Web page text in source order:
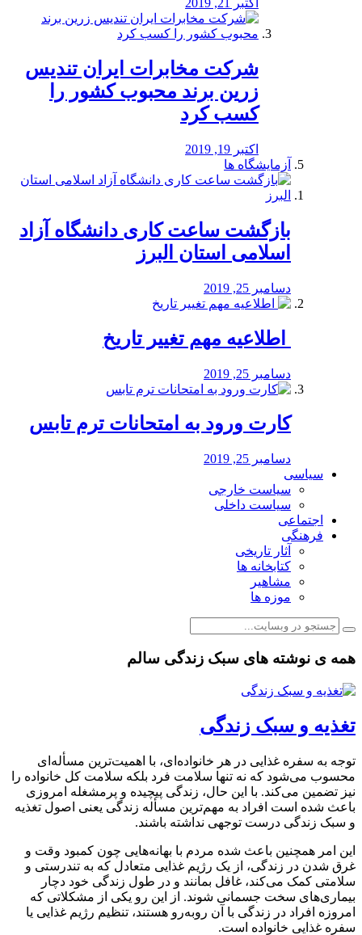
اکتبر 21, 2019
شرکت مخابرات ایران تندیس
زرین برند محبوب کشور را
کسب کرد
اکتبر 19, 2019
آزمایشگاه ها
بازگشت ساعت کاری دانشگاه آزاد
اسلامی استان البرز
دسامبر 25, 2019
️ اطلاعیه مهم تغییر تاریخ
دسامبر 25, 2019
کارت ورود به امتحانات ترم تابس
دسامبر 25, 2019
سیاسی
سیاست خارجی
سیاست داخلی
اجتماعی
فرهنگی
آثار تاریخی
کتابخانه ها
مشاهیر
موزه ها
همه ی نوشته های سبک زندگی سالم
تغذیه و سبک زندگی
توجه به سفره غذایی در هر خانواده‌ای، با اهمیت‌ترین مسأله‌ای
محسوب می‌شود که نه تنها سلامت فرد بلکه سلامت کل خانواده را
نیز تضمین می‌کند. با این حال، زندگی پیچیده و پرمشغله امروزی
باعث شده است افراد به مهم‌ترین مسأله زندگی یعنی اصول تغذیه
و سبک زندگی درست توجهی نداشته باشند.
این امر همچنین باعث شده مردم با بهانه‌هایی چون کمبود وقت و
غرق شدن در زندگی، از یک رژیم غذایی متعادل که به تندرستی و
سلامتی کمک می‌کند، غافل بمانند و در طول زندگی خود دچار
بیماری‌های سخت جسمانی شوند. از این رو یکی از مشکلاتی که
امروزه افراد در زندگی با آن رو‌به‌رو هستند، تنظیم رژیم غذایی یا
سفره غذایی خانواده است.